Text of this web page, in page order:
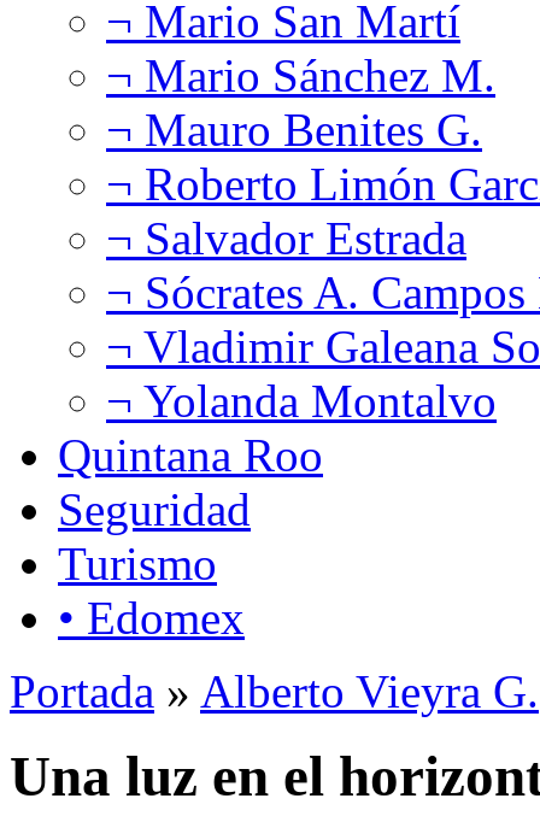
¬ Mario San Martí
¬ Mario Sánchez M.
¬ Mauro Benites G.
¬ Roberto Limón
¬ Salvador Estrada
¬ Sócrates A.
¬ Vladimir Galeana
¬ Yolanda Montalvo
Quintana Roo
Seguridad
Turismo
• Edomex
Portada » Alberto Vieyra G.
Una luz en el